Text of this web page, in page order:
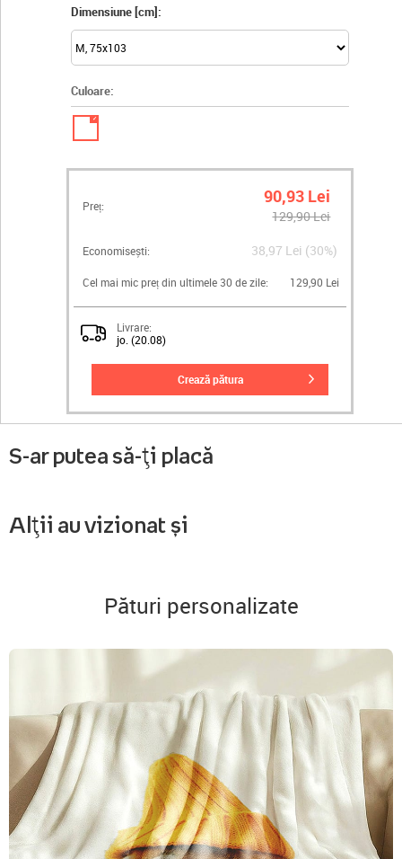
Dimensiune [cm]:
Culoare:
✓
Preț: 90,93 Lei
129,90 Lei
Economisești: 38,97 Lei (30%)
Cel mai mic preț din ultimele 30 de zile: 129,90 Lei
Livrare:
jo. (20.08)
crează pătura
S-ar putea să-ți placă
Alții au vizionat și
Pături personalizate